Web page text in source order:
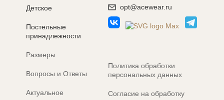
Детское
Постельные
принадлежности
Размеры
Вопросы и Ответы
Актуальное
opt@acewear.ru
Политика обработки
персональных данных
Согласие на обработку